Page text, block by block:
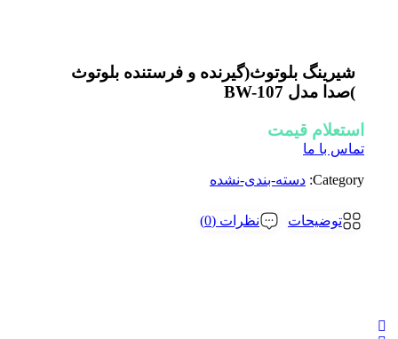
شیرینگ بلوتوث(گیرنده و فرستنده بلوتوث
)صدا مدل BW-107
استعلام قیمت
تماس با ما
Category: دسته-بندی-نشده
توضیحات نظرات (0)